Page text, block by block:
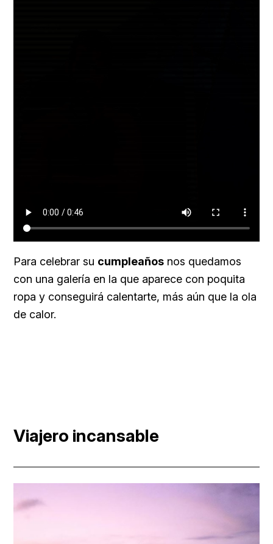
Para celebrar su cumpleaños nos quedamos
con una galería en la que aparece con poquita
ropa y conseguirá calentarte, más aún que la ola
de calor.
Viajero incansable